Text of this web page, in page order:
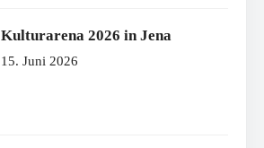
Kulturarena 2026 in Jena
15. Juni 2026